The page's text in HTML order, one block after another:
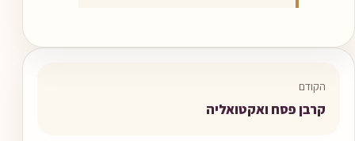
הקודם
קרבן פסח ואקטואליה